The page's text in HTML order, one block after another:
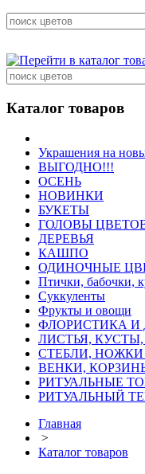
Каталог товаров
Украшения на
ВЫГОДНО!!!
ОСЕНЬ
НОВИНКИ
БУКЕТЫ
ГОЛОВЫ
ДЕРЕВЬЯ
КАШПО
ОДИНОЧНЫЕ
Птички, бабочки,
Суккуленты
Фрукты и овощи
ФЛОРИСТИКА И
ЛИСТЬЯ,
СТЕБЛИ, НОЖКИ
ВЕНКИ,
РИТУАЛЬНЫЕ
РИТУАЛЬНЫЙ
Главная
>
Каталог товаров